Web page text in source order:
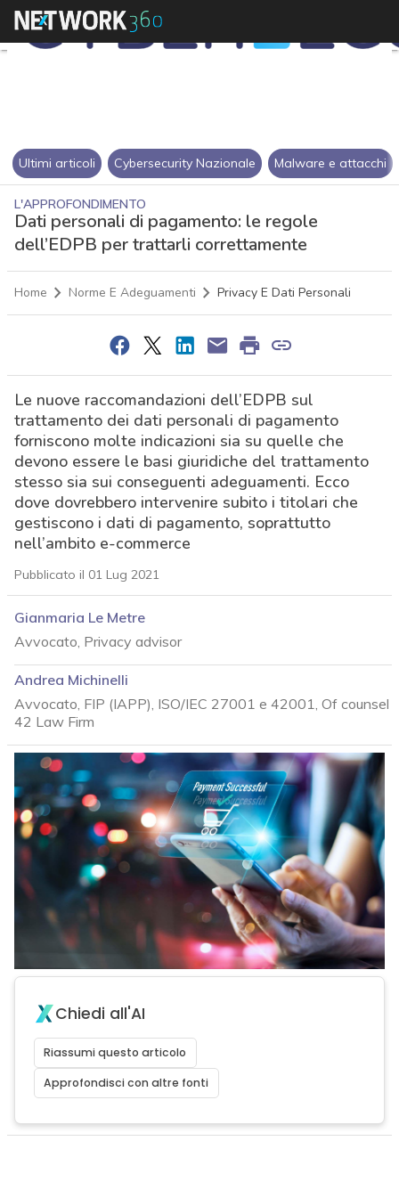
Ultimi articoli Cybersecurity Nazionale Malware e attacchi
L'APPROFONDIMENTO
Dati personali di pagamento: le regole
dell’EDPB per trattarli correttamente
Home Norme E Adeguamenti Privacy E Dati Personali
Le nuove raccomandazioni dell’EDPB sul
trattamento dei dati personali di pagamento
forniscono molte indicazioni sia su quelle che
devono essere le basi giuridiche del trattamento
stesso sia sui conseguenti adeguamenti. Ecco
dove dovrebbero intervenire subito i titolari che
gestiscono i dati di pagamento, soprattutto
nell’ambito e-commerce
Pubblicato il 01 Lug 2021
Gianmaria Le Metre
Avvocato, Privacy advisor
Andrea Michinelli
Avvocato, FIP (IAPP), ISO/IEC 27001 e 42001, Of counsel
42 Law Firm
Chiedi all'AI
Riassumi questo articolo
Approfondisci con altre fonti